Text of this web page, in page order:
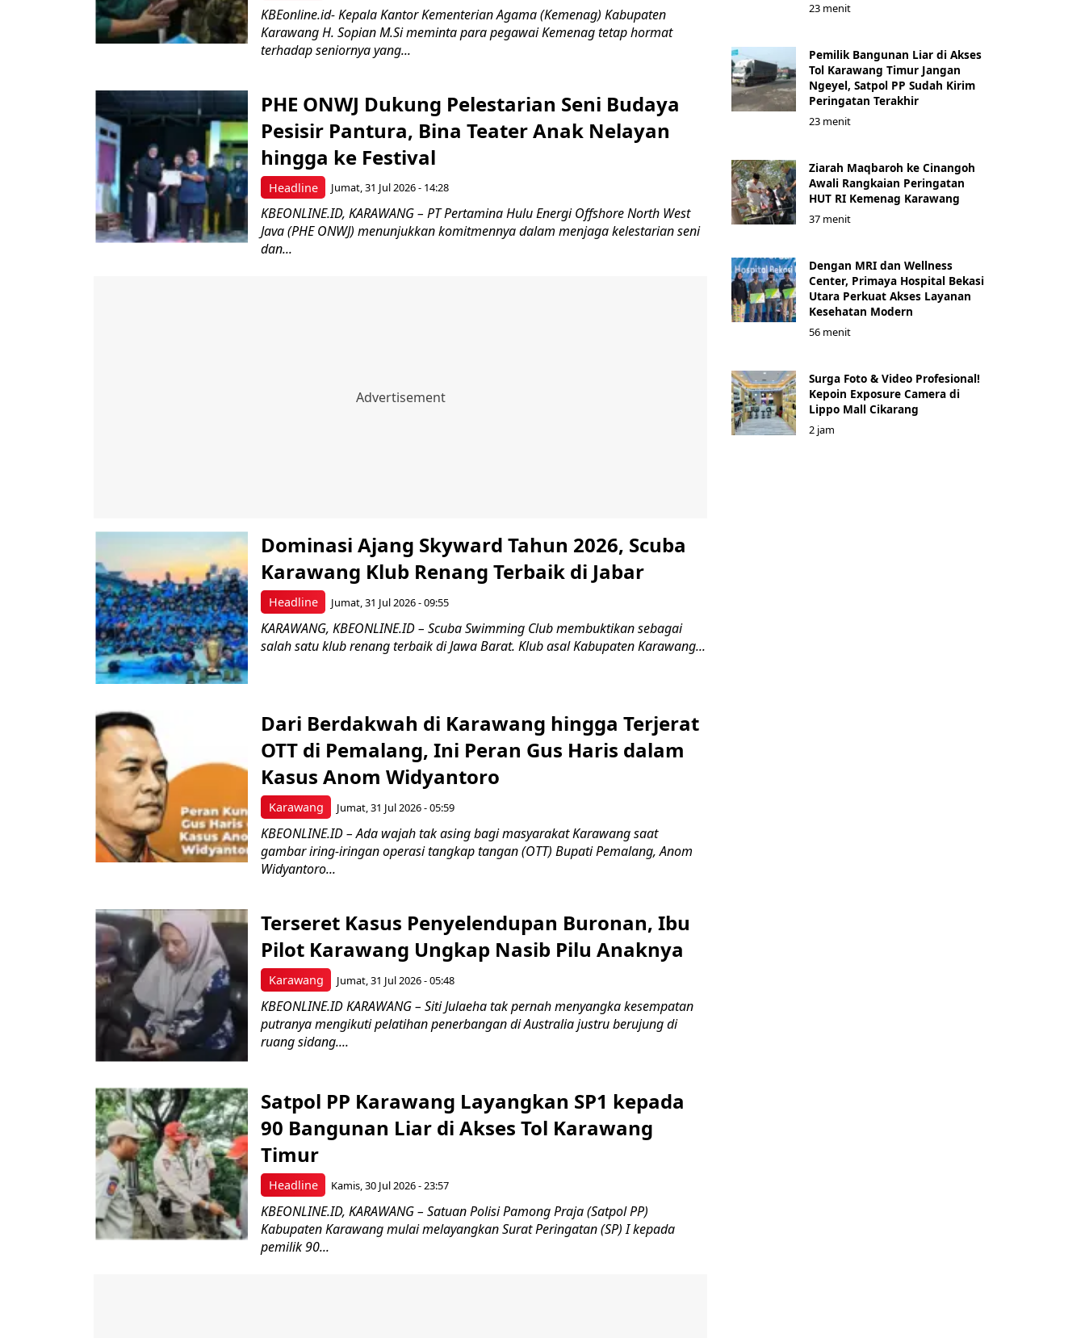
KBEonline.id- Kepala Kantor Kementerian Agama (Kemenag) Kabupaten
Karawang H. Sopian M.Si meminta para pegawai Kemenag tetap hormat
terhadap seniornya yang...
Headline
PHE ONWJ Dukung Pelestarian Seni Budaya
Pesisir Pantura, Bina Teater Anak Nelayan
hingga ke Festival
Jumat, 31 Jul 2026 - 14:28
KBEONLINE.ID, KARAWANG – PT Pertamina Hulu Energi Offshore North West
Java (PHE ONWJ) menunjukkan komitmennya dalam menjaga kelestarian seni
dan...
Headline
Dominasi Ajang Skyward Tahun 2026, Scuba
Karawang Klub Renang Terbaik di Jabar
Jumat, 31 Jul 2026 - 09:55
KARAWANG, KBEONLINE.ID – Scuba Swimming Club membuktikan sebagai
salah satu klub renang terbaik di Jawa Barat. Klub asal Kabupaten Karawang...
Karawang
Dari Berdakwah di Karawang hingga Terjerat
OTT di Pemalang, Ini Peran Gus Haris dalam
Kasus Anom Widyantoro
Jumat, 31 Jul 2026 - 05:59
KBEONLINE.ID – Ada wajah tak asing bagi masyarakat Karawang saat
gambar iring-iringan operasi tangkap tangan (OTT) Bupati Pemalang, Anom
Widyantoro...
Karawang
Terseret Kasus Penyelendupan Buronan, Ibu
Pilot Karawang Ungkap Nasib Pilu Anaknya
Jumat, 31 Jul 2026 - 05:48
KBEONLINE.ID KARAWANG – Siti Julaeha tak pernah menyangka kesempatan
putranya mengikuti pelatihan penerbangan di Australia justru berujung di
ruang sidang....
Headline
Satpol PP Karawang Layangkan SP1 kepada
90 Bangunan Liar di Akses Tol Karawang
Timur
Kamis, 30 Jul 2026 - 23:57
KBEONLINE.ID, KARAWANG – Satuan Polisi Pamong Praja (Satpol PP)
Kabupaten Karawang mulai melayangkan Surat Peringatan (SP) I kepada
pemilik 90...
23 menit
Pemilik Bangunan Liar di Akses
Tol Karawang Timur Jangan
Ngeyel, Satpol PP Sudah Kirim
Peringatan Terakhir
23 menit
Ziarah Maqbaroh ke Cinangoh
Awali Rangkaian Peringatan
HUT RI Kemenag Karawang
37 menit
Dengan MRI dan Wellness
Center, Primaya Hospital Bekasi
Utara Perkuat Akses Layanan
Kesehatan Modern
56 menit
Surga Foto & Video Profesional!
Kepoin Exposure Camera di
Lippo Mall Cikarang
2 jam